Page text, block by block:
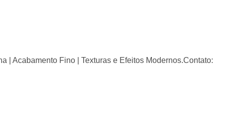
| Acabamento Fino | Texturas e Efeitos Modernos.​Contato: